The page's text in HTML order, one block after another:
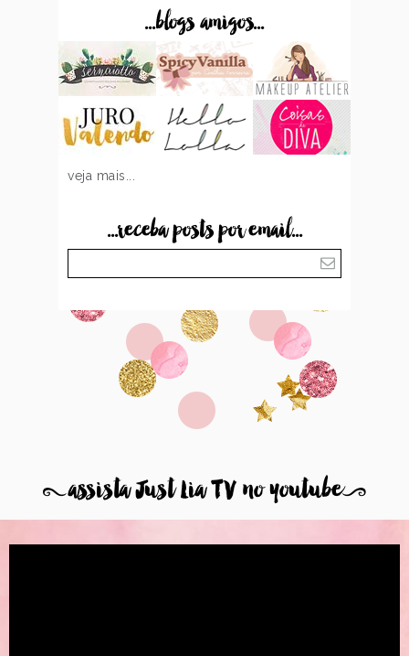
...blogs amigos...
veja mais...
...receba posts por email...
8assista Just Lia TV no youtube9